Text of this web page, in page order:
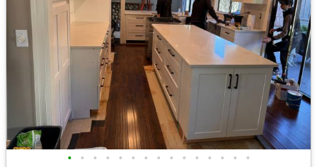
• • • • • • • • • • • • • • •